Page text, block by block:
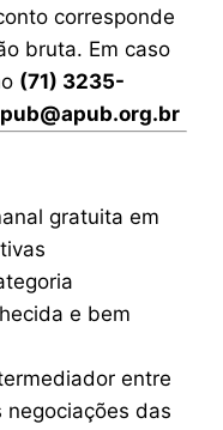
corresponde
bruta. Em caso
(71) 3235-
gratuita em
e bem
entre
das